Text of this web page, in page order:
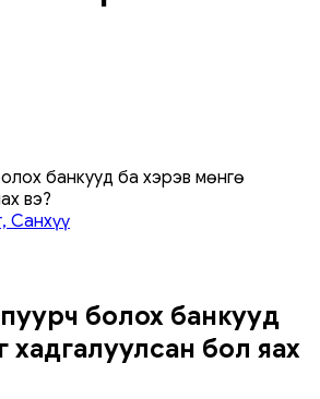
банкууд ба хэрэв мөнгө
вэ?
Санхүү
болох банкууд
хадгалуулсан бол яах